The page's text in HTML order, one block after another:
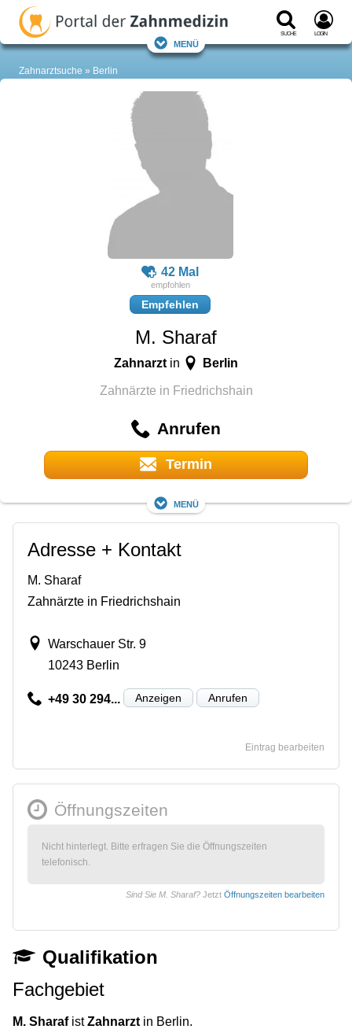
Suche Login
Menü
Zahnarztsuche Berlin
42 Mal
Empfehlen
M. Sharaf
Zahnarztin Berlin
Zahnärzte in Friedrichshain
Anrufen
Termin
Menü
Adresse + Kontakt
M. Sharaf
Zahnärzte in Friedrichshain
Warschauer Str. 9
10243 Berlin
+49 30 294... Anzeigen Anrufen
Eintrag bearbeiten
Öffnungszeiten
Nicht hinterlegt. Bitte erfragen Sie die Öffnungszeiten
telefonisch.
Sind Sie M. Sharaf? Jetzt Öffnungszeiten bearbeiten
Qualifikation
Fachgebiet
M. SharafistZahnarzt in Berlin.